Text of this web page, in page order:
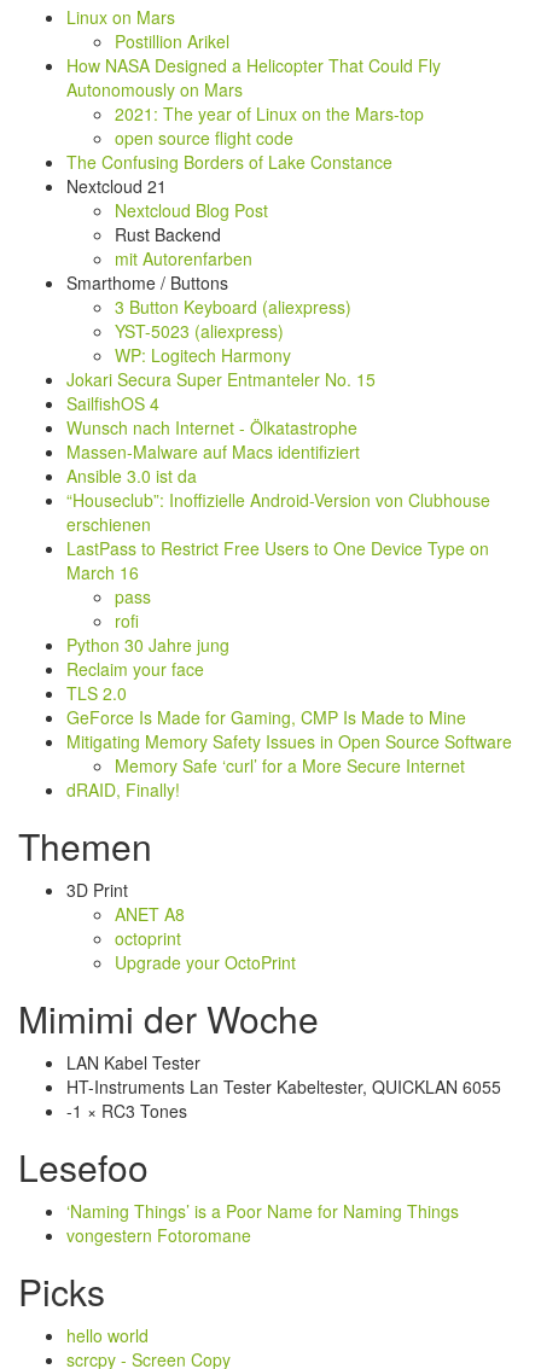
Linux on Mars
Postillion Arikel
How NASA Designed a Helicopter That Could Fly
Autonomously on Mars
2021: The year of Linux on the Mars-top
open source flight code
The Confusing Borders of Lake Constance
Nextcloud 21
Nextcloud Blog Post
Rust Backend
mit Autorenfarben
Smarthome / Buttons
3 Button Keyboard (aliexpress)
YST-5023 (aliexpress)
WP: Logitech Harmony
Jokari Secura Super Entmanteler No. 15
SailfishOS 4
Wunsch nach Internet - Ölkatastrophe
Massen-Malware auf Macs identifiziert
Ansible 3.0 ist da
“Houseclub”: Inoffizielle Android-Version von Clubhouse
erschienen
LastPass to Restrict Free Users to One Device Type on
March 16
pass
rofi
Python 30 Jahre jung
Reclaim your face
TLS 2.0
GeForce Is Made for Gaming, CMP Is Made to Mine
Mitigating Memory Safety Issues in Open Source Software
Memory Safe ‘curl’ for a More Secure Internet
dRAID, Finally!
Themen
3D Print
ANET A8
octoprint
Upgrade your OctoPrint
Mimimi der Woche
LAN Kabel Tester
HT-Instruments Lan Tester Kabeltester, QUICKLAN 6055
-1 × RC3 Tones
Lesefoo
‘Naming Things’ is a Poor Name for Naming Things
vongestern Fotoromane
Picks
hello world
scrcpy - Screen Copy